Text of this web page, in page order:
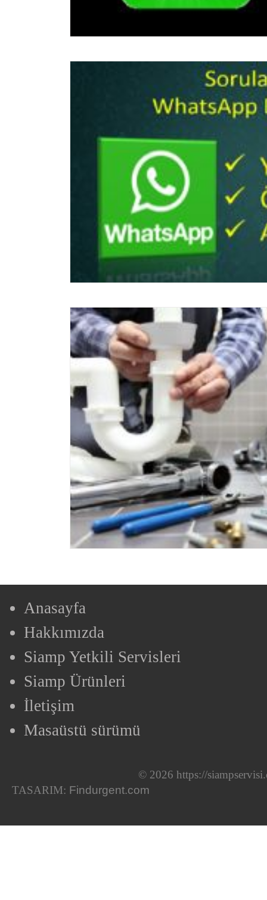
Anasayfa
Hakkımızda
Siamp Yetkili Servisleri
Siamp Ürünleri
İletişim
Masaüstü sürümü
© 2026 https://
TASARIM: Findurgent.com